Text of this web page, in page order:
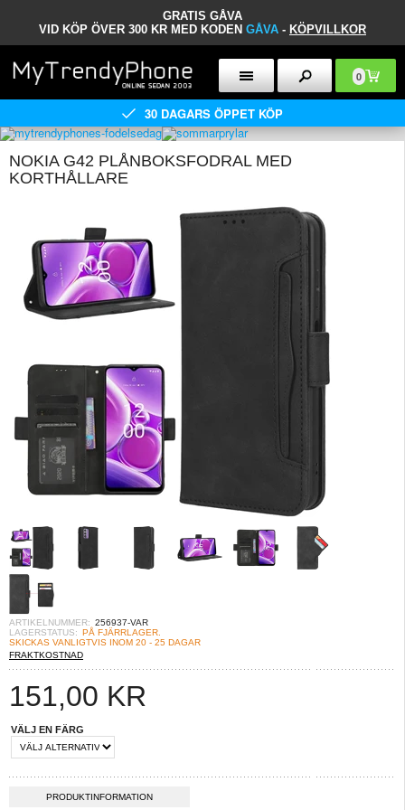
GRATIS GÅVA
VID KÖP ÖVER 300 KR MED KODEN GÅVA - KÖPVILLKOR
0
30 DAGARS ÖPPET KÖP
NOKIA G42 PLÅNBOKSFODRAL MED
KORTHÅLLARE
ARTIKELNUMMER: 256937-VAR
LAGERSTATUS: PÅ FJÄRRLAGER.
SKICKAS VANLIGTVIS INOM 20 - 25 DAGAR
FRAKTKOSTNAD
151,00 KR
VÄLJ EN FÄRG
PRODUKTINFORMATION